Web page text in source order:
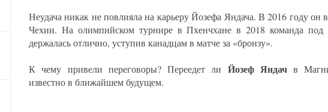
Неудача никак не повлияла на карьеру Йозефа Яндача. В 2016 году он
Чехии. На олимпийском турнире в Пхенчхане в 2018 команда под
держалась отлично, уступив канадцам в матче за «бронзу».
К чему привели переговоры? Переедет ли Йозеф Яндачв
известно в ближайшем будущем.